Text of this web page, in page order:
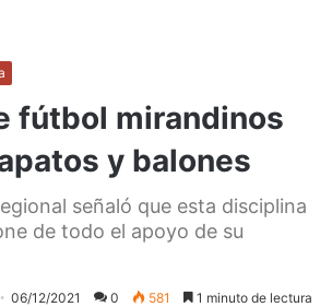
fútbol mirandinos
y balones
señaló que esta disciplina
de todo el apoyo de su
06/12/2021 0 581 1 minuto de lectura